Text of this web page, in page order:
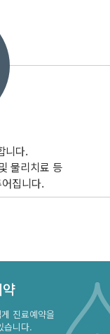
니다.
물리치료 등
집니다.
진료예약을
습니다.